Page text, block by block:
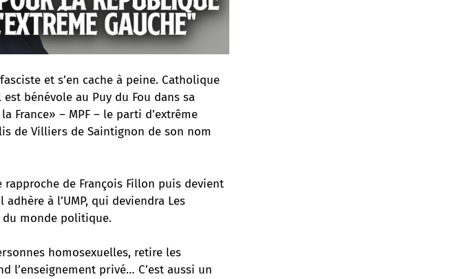
et s’en cache à peine. Catholique
bénévole au Puy du Fou dans sa
France» – MPF – le parti d’extrême
de Villiers de Saintignon de son nom
de François Fillon puis devient
à l’UMP, qui deviendra Les
du monde politique.
homosexuelles, retire les
l’enseignement privé… C’est aussi un